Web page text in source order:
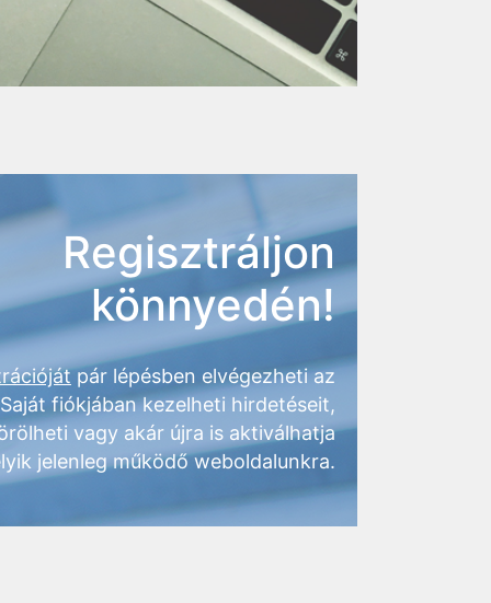
Regisztráljon
könnyedén!
pár lépésben elvégezheti az
fiókjában kezelheti hirdetéseit,
vagy akár újra is aktiválhatja
jelenleg működő weboldalunkra.